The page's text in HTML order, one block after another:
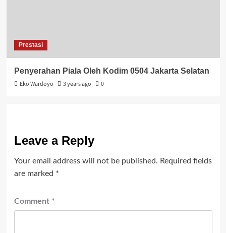
Prestasi
Penyerahan Piala Oleh Kodim 0504 Jakarta Selatan
Eko Wardoyo
3 years ago 0
Leave a Reply
Your email address will not be published. Required fields
are marked *
Comment *